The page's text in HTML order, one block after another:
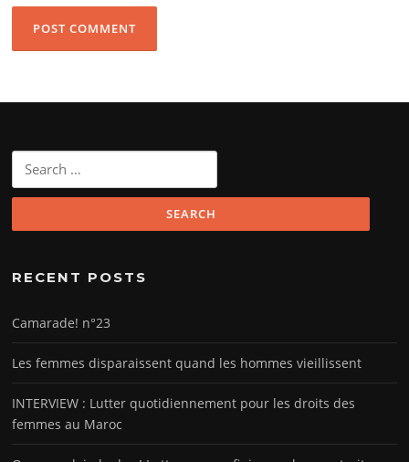
RECENT POSTS
Camarade! n°23
Les femmes disparaissent quand les hommes vieillissent
INTERVIEW : Lutter quotidiennement pour les droits des
femmes au Maroc